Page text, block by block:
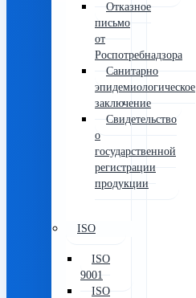
Отказное
письмо
от
Роспотребнадзора
Санитарно
эпидемиологическое
заключение
Свидетельство
о
государственной
регистрации
продукции
ISO
ISO
9001
ISO